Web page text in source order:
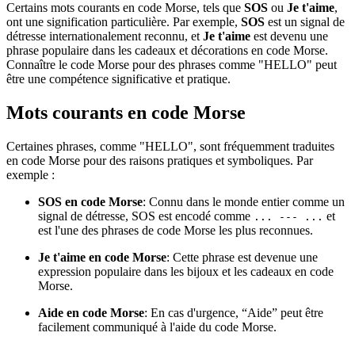
Certains mots courants en code Morse, tels que SOS ou Je t'aime,
ont une signification particulière. Par exemple, SOS est un signal de
détresse internationalement reconnu, et Je t'aime est devenu une
phrase populaire dans les cadeaux et décorations en code Morse.
Connaître le code Morse pour des phrases comme "HELLO" peut
être une compétence significative et pratique.
Mots courants en code Morse
Certaines phrases, comme "HELLO", sont fréquemment traduites
en code Morse pour des raisons pratiques et symboliques. Par
exemple :
SOS en code Morse: Connu dans le monde entier comme un
signal de détresse, SOS est encodé comme ... --- ... et
est l'une des phrases de code Morse les plus reconnues.
Je t'aime en code Morse: Cette phrase est devenue une
expression populaire dans les bijoux et les cadeaux en code
Morse.
Aide en code Morse: En cas d'urgence, “Aide” peut être
facilement communiqué à l'aide du code Morse.